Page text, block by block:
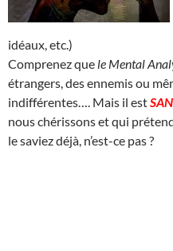
idéaux, etc.)
Comprenez que le Mental
étrangers, des ennemis ou
indifférentes…. Mais il est
nous chérissons et qui
le saviez déjà, n’est-ce pas ?